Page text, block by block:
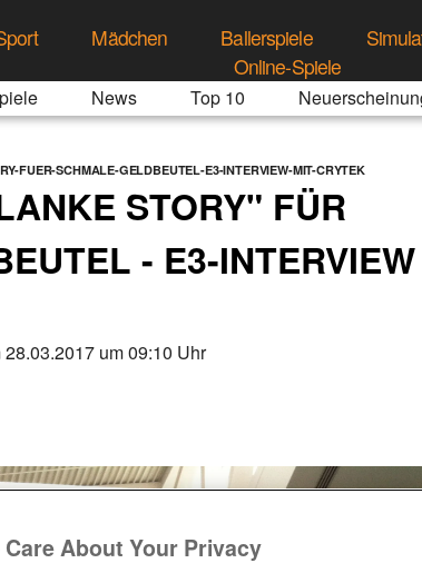
Mädchen Ballerspiele
Online-Spiele
News Top 10
FUER-SCHMALE-GELDBEUTEL-E3-INTERVIEW-MIT-CRYTEK
STORY" FÜR
- E3-
um 09:10 Uhr
Care About Your Privacy